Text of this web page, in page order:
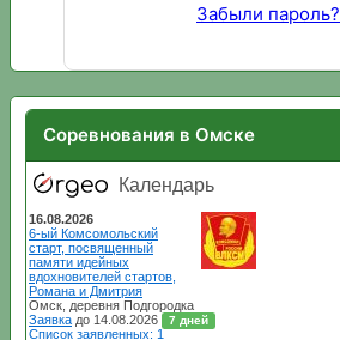
Забыли пароль?
Соревнования в Омске